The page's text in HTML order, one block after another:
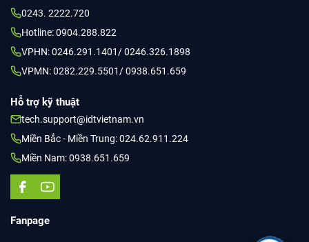
0243. 2222.720
Hotline: 0904.288.822
VPHN: 0246.291.1401/ 0246.326.1898
VPMN: 0282.229.5501/ 0938.651.659
Hỗ trợ kỹ thuật
tech.support@idtvietnam.vn
Miền Bắc - Miền Trung: 024.62.911.224
Miền Nam: 0938.651.659
Fanpage